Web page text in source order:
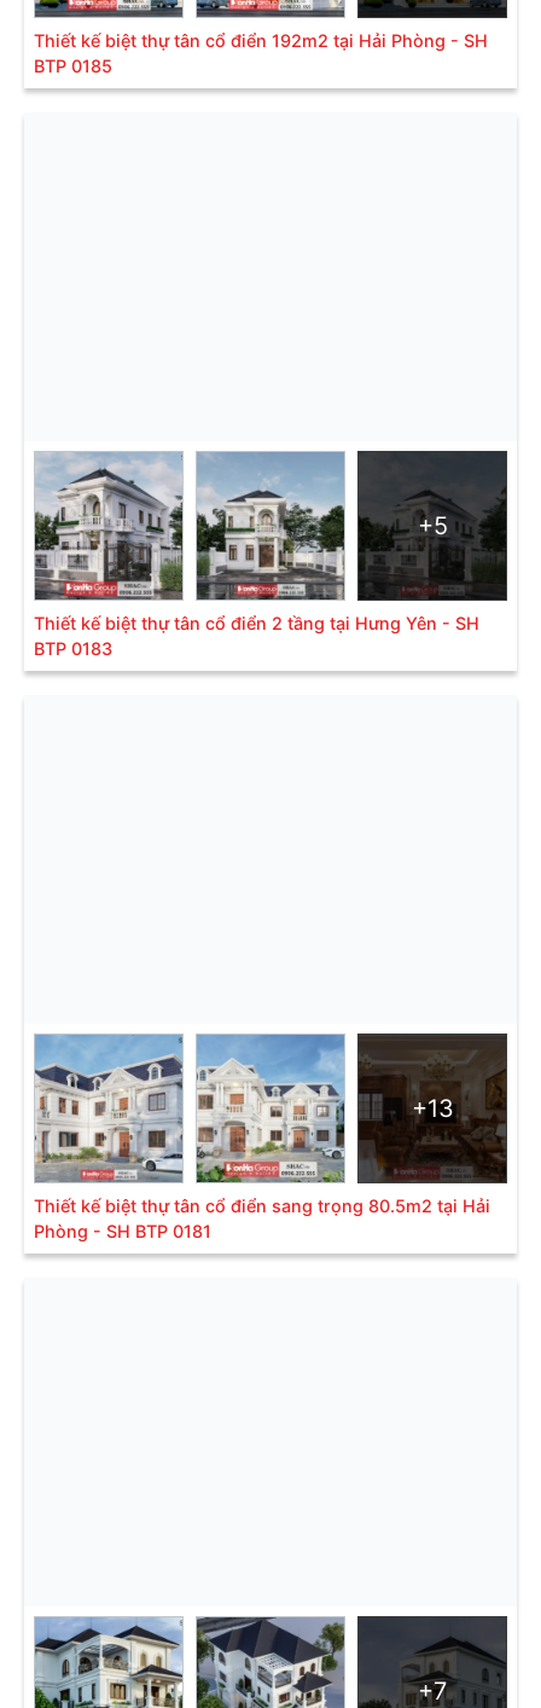
Thiết kế biệt thự tân cổ điển 192m2 tại Hải Phòng - SH
BTP 0185
+5
Thiết kế biệt thự tân cổ điển 2 tầng tại Hưng Yên - SH
BTP 0183
+13
Thiết kế biệt thự tân cổ điển sang trọng 80.5m2 tại Hải
Phòng - SH BTP 0181
+7